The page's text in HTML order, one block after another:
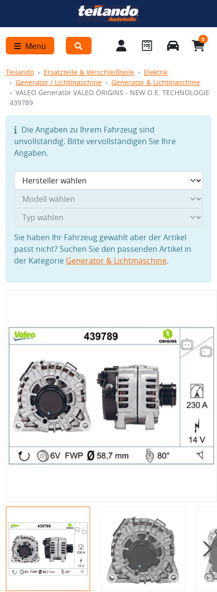
Menü
0
Teilando Ersatzteile & Verschleißteile
Elektrik
Generator / Lichtmaschine
Generator & Lichtmaschine
VALEO Generator VALEO ORIGINS - NEW O.E. TECHNOLOGIE
439789
Die Angaben zu Ihrem Fahrzeug sind
unvollständig. Bitte vervollständigen Sie Ihre
Angaben.
Sie haben Ihr Fahrzeug gewählt aber der Artikel
passt nicht? Suchen Sie den passenden Artikel in
der Kategorie Generator & Lichtmaschine.